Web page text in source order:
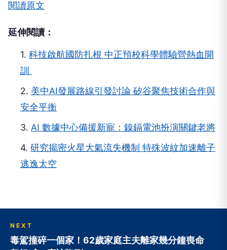
1.科技啟航國防扎根 中正預校科學體驗營熱血開
訓 ​
2.美中AI發展路線引發討論 矽谷聚焦技術合作與
安全平衡
3.AI 數據中心備援新寵：鎳鎘電池扮演關鍵老將
4. 研究揭密火星大氣流失機制 特殊波紋加速離子
逃逸太空
NEXT
毒駕撞碎一個家！62歲家庭主夫離家幾分鐘喪命
兒怒喊：應該鞭刑